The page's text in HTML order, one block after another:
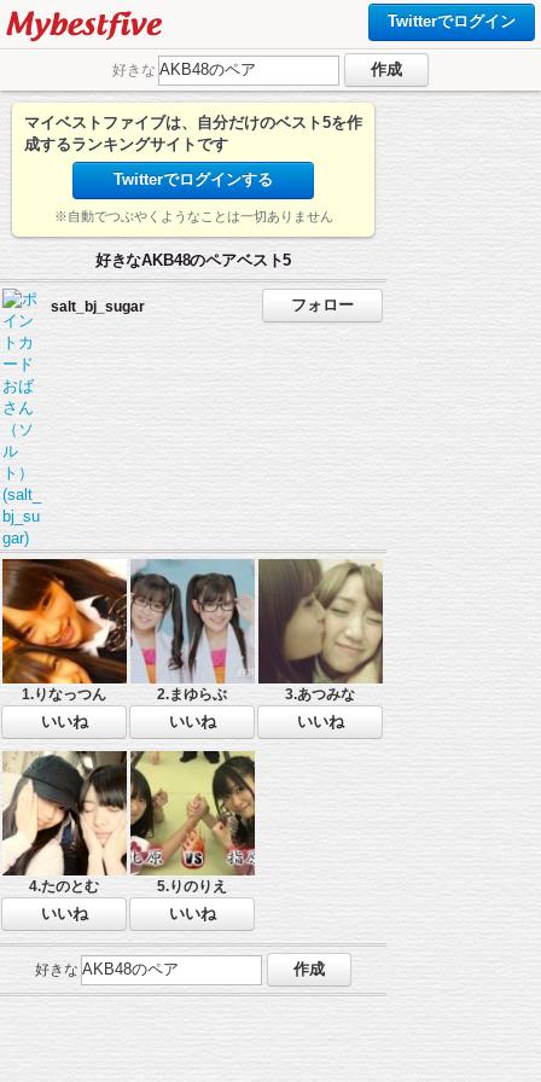
Twitterでログイン
好きな
マイベストファイブは、自分だけのベスト5を作
成するランキングサイトです
Twitterでログインする
※自動でつぶやくようなことは一切ありません
好きなAKB48のペアベスト5
salt_bj_sugar
1.りなっつん 2.まゆらぶ 3.あつみな
4.たのとむ 5.りのりえ
好きな